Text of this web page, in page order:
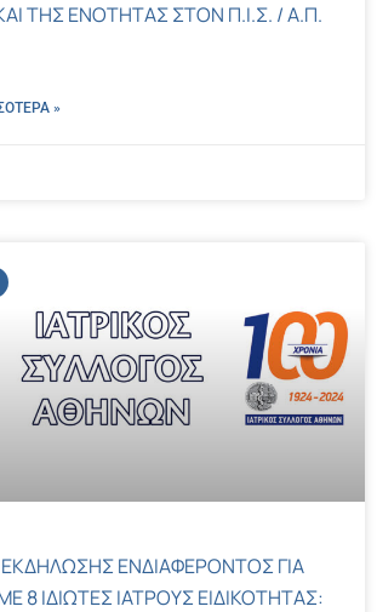
ΤΗΣ ΕΝΟΤΗΤΑΣ ΣΤΟΝ Π.Ι.Σ. / Α.Π.
»
ΕΝΔΙΑΦΕΡΟΝΤΟΣ ΓΙΑ
8 ΙΔΙΩΤΕΣ ΙΑΤΡΟΥΣ ΕΙΔΙΚΟΤΗΤΑΣ: